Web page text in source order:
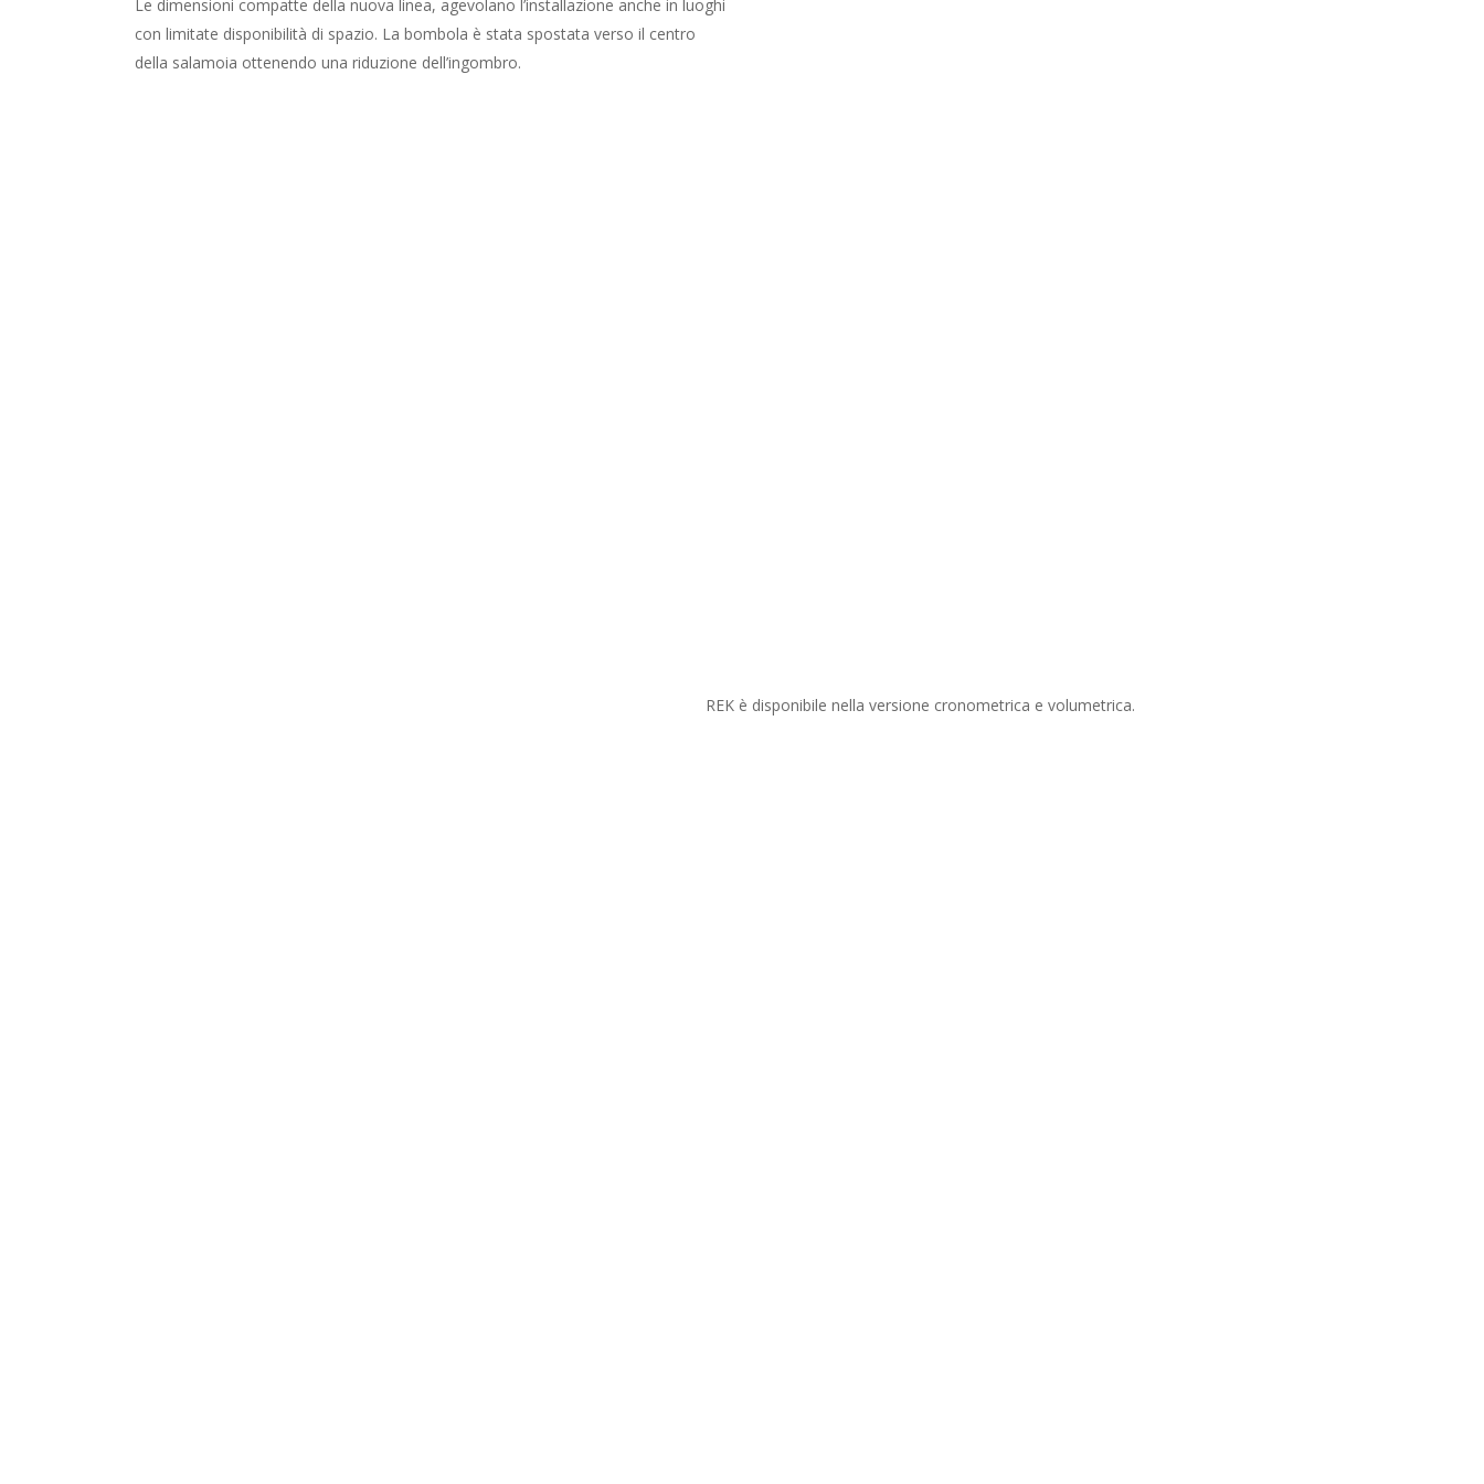
Le dimensioni compatte della nuova linea, agevolano l’installazione anche in luoghi
con limitate disponibilità di spazio. La bombola è stata spostata verso il centro
della salamoia ottenendo una riduzione dell’ingombro.
REK è disponibile nella versione cronometrica e volumetrica.